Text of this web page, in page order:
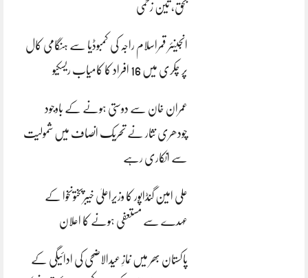
بحق، تین زخمی
انجینئر قمراسلام راجہ کی کمبوڈیا سے ہنگامی کال
پر چکری میں 16 افراد کا کامیاب ریسکیو
عمران خان سے دوستی ہونے کے باوجود
چودھری نثار نے تحریک انصاف میں شمولیت
سے انکاری رہے
علی امین گنڈاپور کا وزیراعلیٰ خیبرپختونخوا کے
عہدے سے مستعفی ہونے کا اعلان
پاکستان بھر میں نمازِ عیدالاضحی کی ادائیگی کے